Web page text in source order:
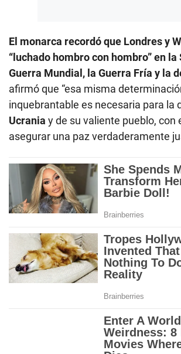
El monarca recordó que Londres y
“luchado hombro con hombro” en la
Guerra Mundial, la Guerra Fría y la
afirmó que “esa misma
inquebrantable es necesaria para la
Ucrania y de su valiente pueblo, con
asegurar una paz verdaderamente